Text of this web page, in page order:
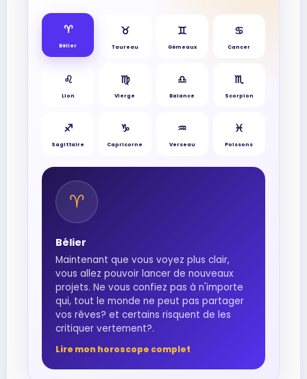
♈︎
Bélier
♉︎
Taureau
♊︎
Gémeaux
♋︎
Cancer
♌︎
Lion
♍︎
Vierge
♎︎
Balance
♏︎
Scorpion
♐︎
Sagittaire
♑︎
Capricorne
♒︎
Verseau
♓︎
Poissons
♈︎
Bélier
Maintenant que vous voyez plus clair,
vous allez pouvoir lancer de nouveaux
projets. Ne vous confiez pas à n'importe
qui, tout le monde ne peut pas partager
vos rêves? et certains risquent de les
critiquer vertement?.
Lire mon horoscope complet